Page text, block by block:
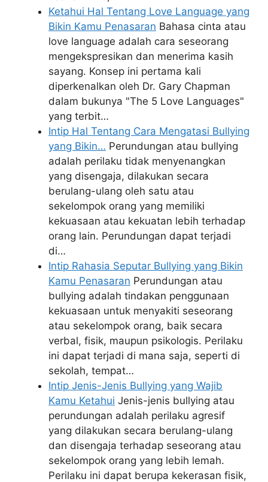
Ketahui Hal Tentang Love Language yang
Bikin Kamu Penasaran Bahasa cinta atau
love language adalah cara seseorang
mengekspresikan dan menerima kasih
sayang. Konsep ini pertama kali
diperkenalkan oleh Dr. Gary Chapman
dalam bukunya "The 5 Love Languages"
yang terbit…
Intip Hal Tentang Cara Mengatasi Bullying
yang Bikin… Perundungan atau bullying
adalah perilaku tidak menyenangkan
yang disengaja, dilakukan secara
berulang-ulang oleh satu atau
sekelompok orang yang memiliki
kekuasaan atau kekuatan lebih terhadap
orang lain. Perundungan dapat terjadi
di…
Intip Rahasia Seputar Bullying yang Bikin
Kamu Penasaran Perundungan atau
bullying adalah tindakan penggunaan
kekuasaan untuk menyakiti seseorang
atau sekelompok orang, baik secara
verbal, fisik, maupun psikologis. Perilaku
ini dapat terjadi di mana saja, seperti di
sekolah, tempat…
Intip Jenis-Jenis Bullying yang Wajib
Kamu Ketahui Jenis-jenis bullying atau
perundungan adalah perilaku agresif
yang dilakukan secara berulang-ulang
dan disengaja terhadap seseorang atau
sekelompok orang yang lebih lemah.
Perilaku ini dapat berupa kekerasan fisik,